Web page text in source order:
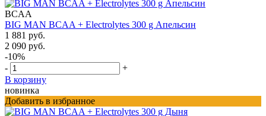
BCAA
BIG MAN BCAA + Electrolytes 300 g Апельсин
1 881 руб.
2 090 руб.
-10%
-
+
В корзину
новинка
Добавить в избранное